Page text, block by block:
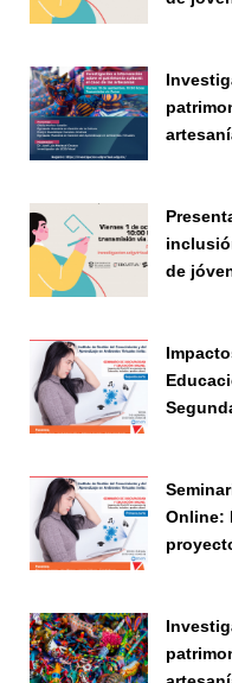
de
Online: